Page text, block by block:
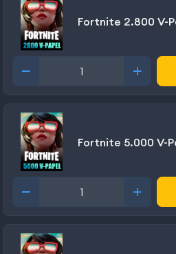
Fortnite 2.800 V-
Fortnite 5.000 V-